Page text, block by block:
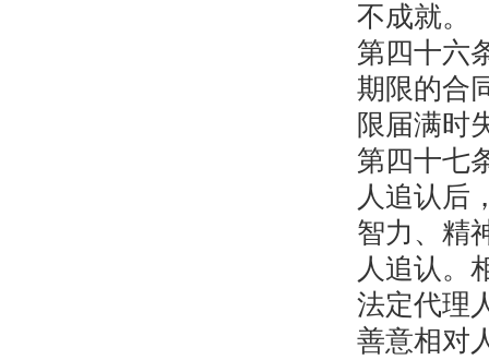
不成就。
第四十六
期限的合
限届满时
第四十七
人追认后
智力、精
人追认。
法定代理
善意相对